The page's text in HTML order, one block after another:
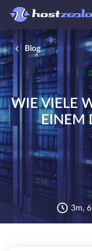
Blog
WIE VIELE
EINEM
3m,